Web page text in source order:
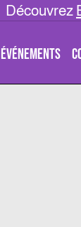
Découvrez
ÉVÉNEMENTS